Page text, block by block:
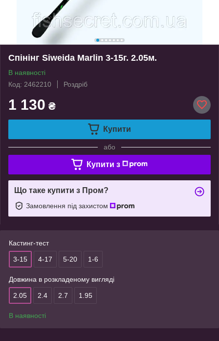
Спінінг Siweida Marlin 3-15г. 2.05м.
В наявності
Код: 2462210
Роздріб
1 130 ₴
Купити
або
Купити з
Що таке купити з Пром?
Замовлення під захистом
Кастинг-тест
3-15 4-17 5-20 1-6
Довжина в розкладеному вигляді
2.05 2.4 2.7 1.95
В наявності